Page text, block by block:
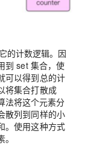
的计数逻辑。因
到 set 集合，使
可以得到总的计
将集合打散成
法将这个元素分
散列到同样的小
。使用这种方式